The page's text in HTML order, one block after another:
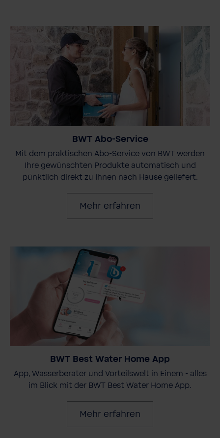
BWT Abo-Service
Mit dem praktischen Abo-Service von BWT werden
Ihre gewünschten Produkte automatisch und
pünktlich direkt zu Ihnen nach Hause geliefert.
Mehr erfahren
BWT Best Water Home App
App, Wasserberater und Vorteilswelt in Einem - alles
im Blick mit der BWT Best Water Home App.
Mehr erfahren